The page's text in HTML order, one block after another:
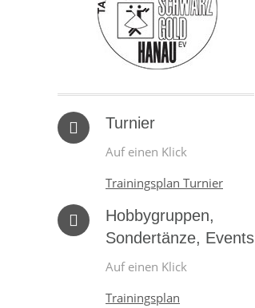
Turnier
Auf einen Klick
Trainingsplan Turnier
Hobbygruppen,
Sondertänze, Events
Auf einen Klick
Trainingsplan